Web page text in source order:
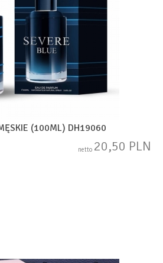
(100ML) DH19060
netto 20,50 PLN